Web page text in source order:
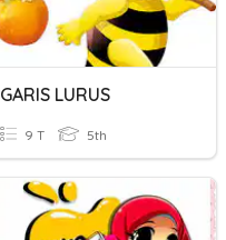
GARIS LURUS
9 T 5th